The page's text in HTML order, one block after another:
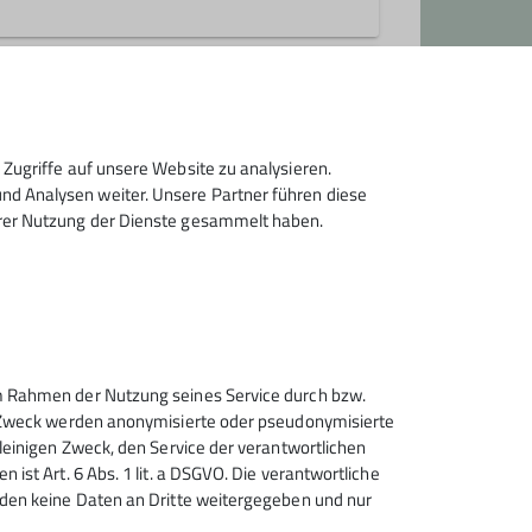
Sektion Heilbronn des
Deutschen Alpenvereins e.V.
Lichtenbergerstr. 17
74076 Heilbronn
auf unsere Website zu analysieren.
Analysen weiter. Unsere Partner führen diese
Nutzung der Dienste gesammelt haben.
der Nutzung seines Service durch bzw.
werden anonymisierte oder pseudonymisierte
Zweck, den Service der verantwortlichen
ist Art. 6 Abs. 1 lit. a DSGVO. Die verantwortliche
keine Daten an Dritte weitergegeben und nur